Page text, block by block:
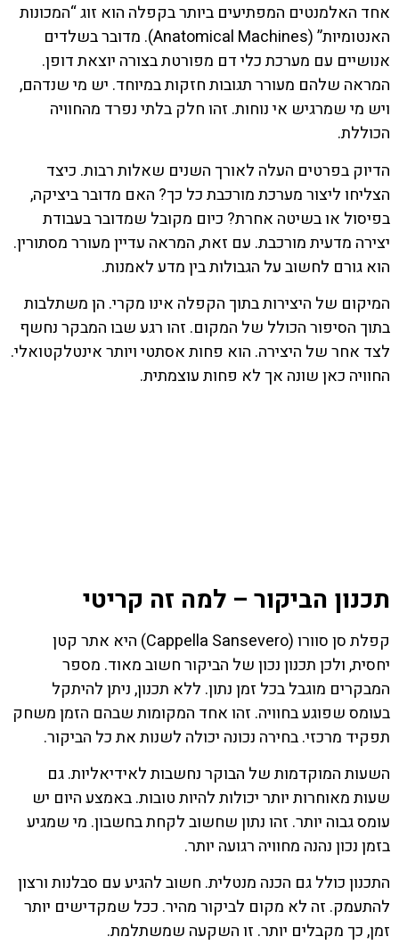
אחד האלמנטים המפתיעים ביותר בקפלה הוא זוג “המכונות
האנטומיות” (Anatomical Machines). מדובר בשלדים
אנושיים עם מערכת כלי דם מפורטת בצורה יוצאת דופן.
המראה שלהם מעורר תגובות חזקות במיוחד. יש מי שנדהם,
ויש מי שמרגיש אי נוחות. זהו חלק בלתי נפרד מהחוויה
הכוללת.
הדיוק בפרטים העלה לאורך השנים שאלות רבות. כיצד
הצליחו ליצור מערכת מורכבת כל כך? האם מדובר ביציקה,
בפיסול או בשיטה אחרת? כיום מקובל שמדובר בעבודת
יצירה מדעית מורכבת. עם זאת, המראה עדיין מעורר מסתורין.
הוא גורם לחשוב על הגבולות בין מדע לאמנות.
המיקום של היצירות בתוך הקפלה אינו מקרי. הן משתלבות
בתוך הסיפור הכולל של המקום. זהו רגע שבו המבקר נחשף
לצד אחר של היצירה. הוא פחות אסתטי ויותר אינטלקטואלי.
החוויה כאן שונה אך לא פחות עוצמתית.
תכנון הביקור – למה זה קריטי
קפלת סן סוורו (Cappella Sansevero) היא אתר קטן
יחסית, ולכן תכנון נכון של הביקור חשוב מאוד. מספר
המבקרים מוגבל בכל זמן נתון. ללא תכנון, ניתן להיתקל
בעומס שפוגע בחוויה. זהו אחד המקומות שבהם הזמן משחק
תפקיד מרכזי. בחירה נכונה יכולה לשנות את כל הביקור.
השעות המוקדמות של הבוקר נחשבות לאידיאליות. גם
שעות מאוחרות יותר יכולות להיות טובות. באמצע היום יש
עומס גבוה יותר. זהו נתון שחשוב לקחת בחשבון. מי שמגיע
בזמן נכון נהנה מחוויה רגועה יותר.
התכנון כולל גם הכנה מנטלית. חשוב להגיע עם סבלנות ורצון
להתעמק. זה לא מקום לביקור מהיר. ככל שמקדישים יותר
זמן, כך מקבלים יותר. זו השקעה שמשתלמת.